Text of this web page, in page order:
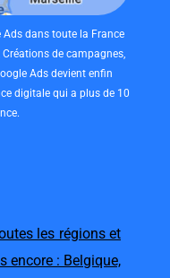
les régions et
encore : Belgique,
dans toute la France
de campagnes,
Ads devient enfin
digitale qui a plus de 10